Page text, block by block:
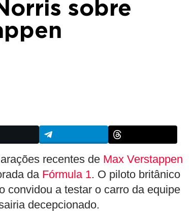
sobre
recentes de Max Verstappen
da Fórmula 1. O piloto britânico
convidou a testar o carro da equipe
decepcionado.